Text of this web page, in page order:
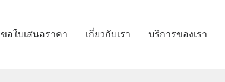
ขอใบเสนอราคา เกี่ยวกับเรา บริการของเรา